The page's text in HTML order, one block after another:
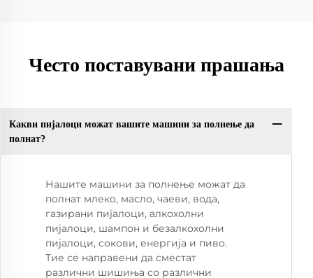
Често поставувани прашања
Какви пијалоци можат вашите машини за полнење да
полнат?
Нашите машини за полнење можат да
полнат млеко, масло, чаеви, вода,
газирани пијалоци, алкохолни
пијалоци, шампон и безалкохолни
пијалоци, сокови, енергија и пиво.
Тие се направени да сместат
различни шишиња со различни